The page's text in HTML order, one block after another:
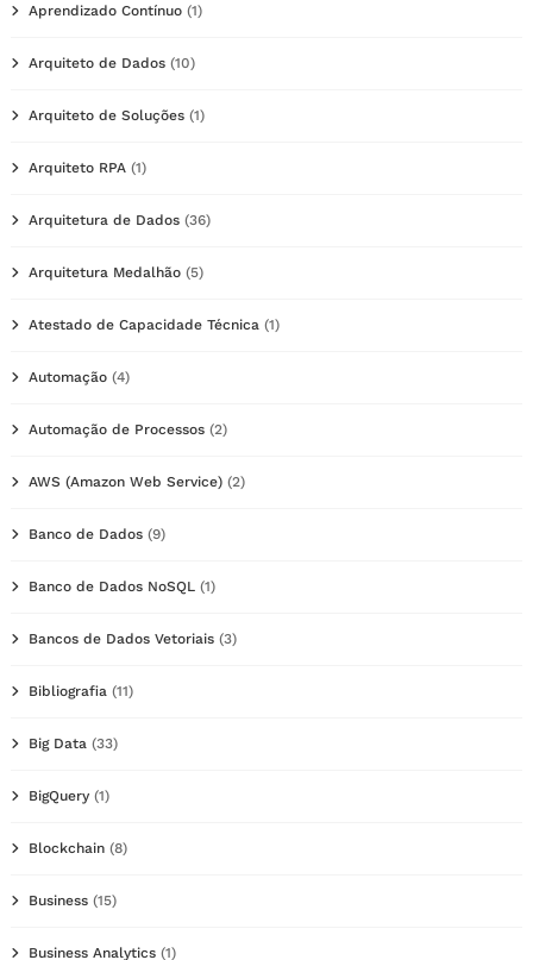
Aprendizado Contínuo (1)
Arquiteto de Dados (10)
Arquiteto de Soluções (1)
Arquiteto RPA (1)
Arquitetura de Dados (36)
Arquitetura Medalhão (5)
Atestado de Capacidade Técnica (1)
Automação (4)
Automação de Processos (2)
AWS (Amazon Web Service) (2)
Banco de Dados (9)
Banco de Dados NoSQL (1)
Bancos de Dados Vetoriais (3)
Bibliografia (11)
Big Data (33)
BigQuery (1)
Blockchain (8)
Business (15)
Business Analytics (1)